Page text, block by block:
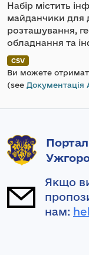
Набір містить
майданчики для
розташування,
обладнання та
CSV
Ви можете
(see Документація
Якщо
нам: